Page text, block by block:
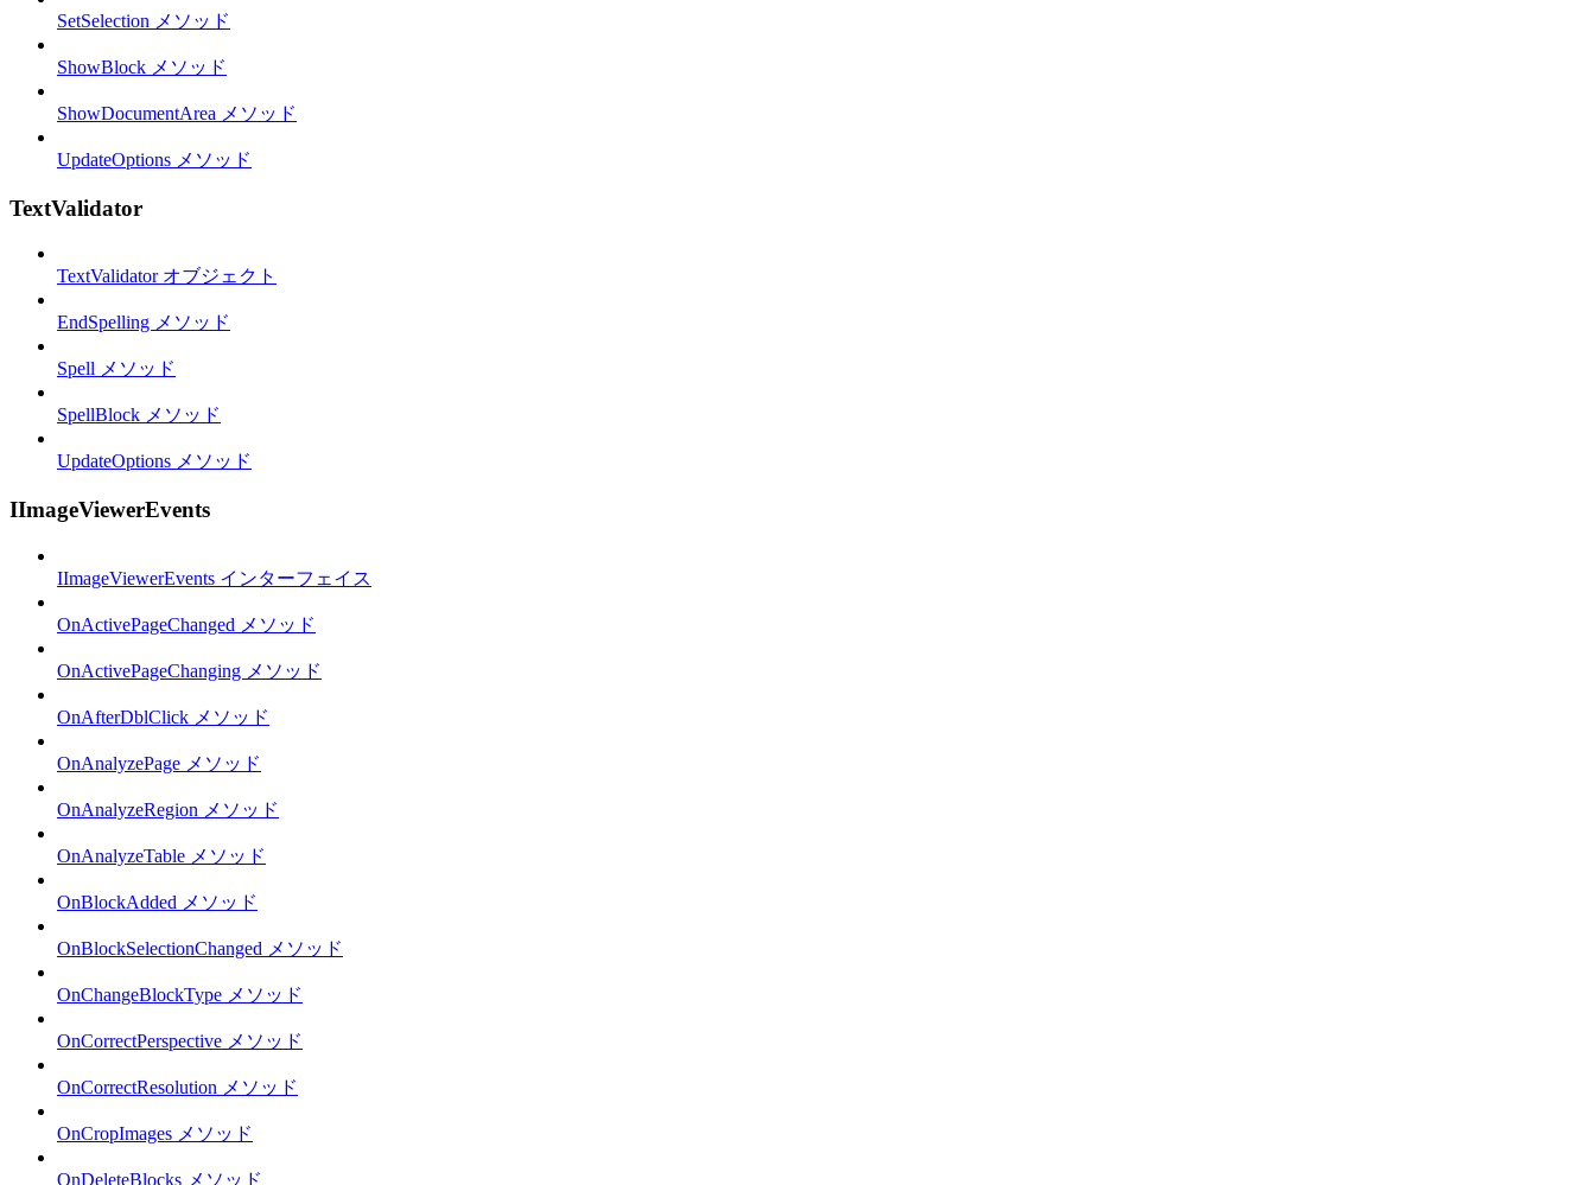
SetSelection メソッド
ShowBlock メソッド
ShowDocumentArea メソッド
UpdateOptions メソッド
TextValidator
TextValidator オブジェクト
EndSpelling メソッド
Spell メソッド
SpellBlock メソッド
UpdateOptions メソッド
IImageViewerEvents
IImageViewerEvents インターフェイス
OnActivePageChanged メソッド
OnActivePageChanging メソッド
OnAfterDblClick メソッド
OnAnalyzePage メソッド
OnAnalyzeRegion メソッド
OnAnalyzeTable メソッド
OnBlockAdded メソッド
OnBlockSelectionChanged メソッド
OnChangeBlockType メソッド
OnCorrectPerspective メソッド
OnCorrectResolution メソッド
OnCropImages メソッド
OnDeleteBlocks メソッド